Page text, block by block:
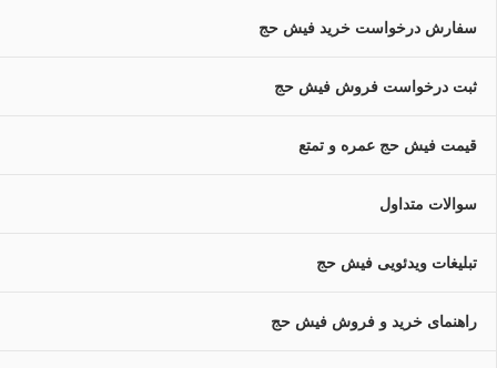
سفارش درخواست خرید فیش حج
ثبت درخواست فروش فیش حج
قیمت فیش حج عمره و تمتع
سوالات متداول
تبلیغات ویدئویی فیش حج
راهنمای خرید و فروش فیش حج